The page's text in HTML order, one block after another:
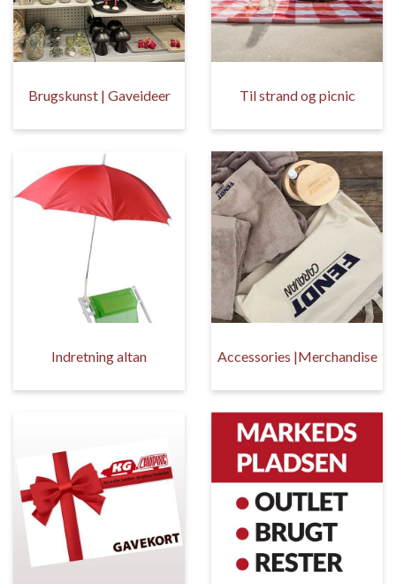
Brugskunst | Gaveideer Til strand og picnic
Indretning altan Accessories |Merchandise